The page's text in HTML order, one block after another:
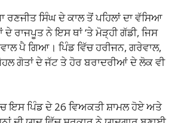
ਰਣਜੀਤ ਸਿੰਘ ਦੇ ਕਾਲ ਤੋਂ ਪਹਿਲਾਂ ਦਾ ਵੱਸਿਆ
ਰਾਜਪੂਤ ਨੇ ਇਸ ਥਾਂ ‘ਤੇ ਮੋੜ੍ਹੀ ਗੱਡੀ, ਜਿਸ
ਪੈ ਗਿਆ। ਪਿੰਡ ਵਿੱਚ ਹਰੀਜਨ, ਗਰੇਵਾਲ,
ਗੋਤਾਂ ਦੇ ਜੱਟ ਤੇ ਹੋਰ ਬਰਾਦਰੀਆਂ ਦੇ ਲੋਕ ਵੀ
ਇਸ ਪਿੰਡ ਦੇ 26 ਵਿਅਕਤੀ ਸ਼ਾਮਲ ਹੋਏ ਅਤੇ